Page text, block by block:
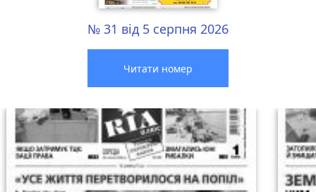
№ 31 від 5 серпня 2026
Читати номер